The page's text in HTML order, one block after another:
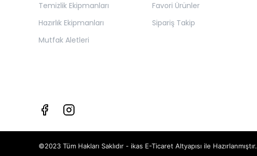
Temizlik Ekipmanları
Hazırlık Ekipmanları
Mutfak Aletleri
Favori Ürünler
Sipariş Takip
©2023 Tüm Hakları Saklıdır - ikas E-Ticaret Altyapısı ile Hazırlanmıştır.